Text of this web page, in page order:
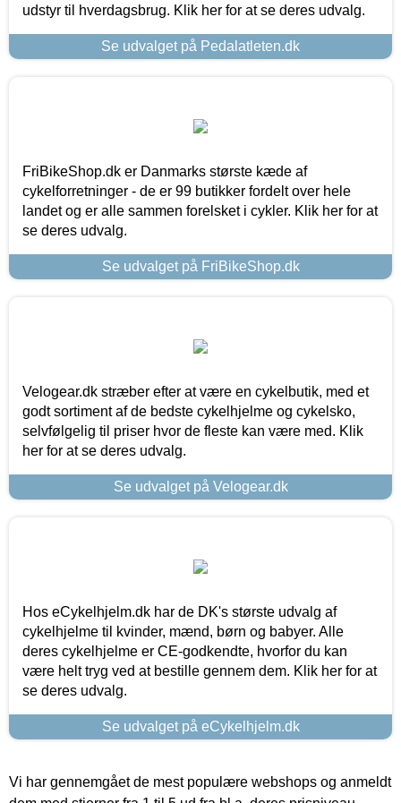
udstyr til hverdagsbrug. Klik her for at se deres udvalg.
Se udvalget på Pedalatleten.dk
FriBikeShop.dk er Danmarks største kæde af
cykelforretninger - de er 99 butikker fordelt over hele
landet og er alle sammen forelsket i cykler. Klik her for at
se deres udvalg.
Se udvalget på FriBikeShop.dk
Velogear.dk stræber efter at være en cykelbutik, med et
godt sortiment af de bedste cykelhjelme og cykelsko,
selvfølgelig til priser hvor de fleste kan være med. Klik
her for at se deres udvalg.
Se udvalget på Velogear.dk
Hos eCykelhjelm.dk har de DK's største udvalg af
cykelhjelme til kvinder, mænd, børn og babyer. Alle
deres cykelhjelme er CE-godkendte, hvorfor du kan
være helt tryg ved at bestille gennem dem. Klik her for at
se deres udvalg.
Se udvalget på eCykelhjelm.dk
Vi har gennemgået de mest populære webshops og anmeldt